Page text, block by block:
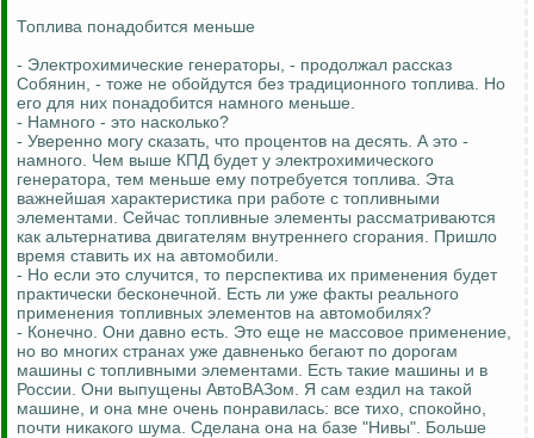
Топлива понадобится меньше
- Электрохимические генераторы, - продолжал рассказ
Собянин, - тоже не обойдутся без традиционного топлива. Но
его для них понадобится намного меньше.
- Намного - это насколько?
- Уверенно могу сказать, что процентов на десять. А это -
намного. Чем выше КПД будет у электрохимического
генератора, тем меньше ему потребуется топлива. Эта
важнейшая характеристика при работе с топливными
элементами. Сейчас топливные элементы рассматриваются
как альтернатива двигателям внутреннего сгорания. Пришло
время ставить их на автомобили.
- Но если это случится, то перспектива их применения будет
практически бесконечной. Есть ли уже факты реального
применения топливных элементов на автомобилях?
- Конечно. Они давно есть. Это еще не массовое применение,
но во многих странах уже давненько бегают по дорогам
машины с топливными элементами. Есть такие машины и в
России. Они выпущены АвтоВАЗом. Я сам ездил на такой
машине, и она мне очень понравилась: все тихо, спокойно,
почти никакого шума. Сделана она на базе "Нивы". Больше